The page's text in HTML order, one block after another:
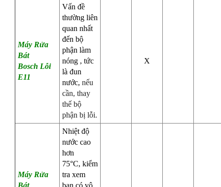
Máy Rửa
Bát
Bosch Lỗi
E11
Vấn đề
thường liên
quan nhất
đến bộ
phận làm
nóng , tức
là đun
nước, nếu
cần, thay
thế bộ
phận bị lỗi.
X
Máy Rửa
Nhiệt độ
nước cao
hơn
75°C, kiểm
tra xem